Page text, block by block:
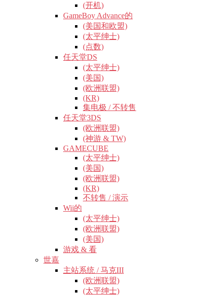
(开机)
GameBoy Advance的
(美国和欧盟)
(太平绅士)
(点数)
任天堂DS
(太平绅士)
(美国)
(欧洲联盟)
(KR)
集电极 / 不转售
任天堂3DS
(欧洲联盟)
(神游 & TW)
GAMECUBE
(太平绅士)
(美国)
(欧洲联盟)
(KR)
不转售 / 演示
Wii的
(太平绅士)
(欧洲联盟)
(美国)
游戏 & 看
世嘉
主站系统 / 马克III
(欧洲联盟)
(太平绅士)